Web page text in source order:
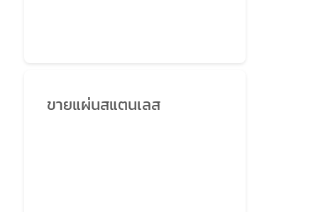
ขายแผ่นสแตนเลส